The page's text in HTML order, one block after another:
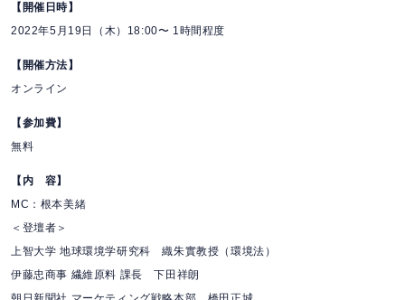
【開催日時】
2022年5月19日（木）18:00〜 1時間程度
【開催方法】
オンライン
【参加費】
無料
【内 容】
MC：根本美緒
＜登壇者＞
上智大学 地球環境学研究科 織朱實教授（環境法）
伊藤忠商事 繊維原料 課長 下田祥朗